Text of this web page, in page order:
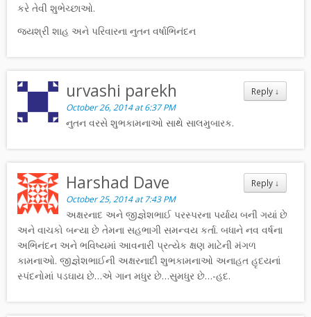
કરે તેવી શુભેચ્છાઓ.
જયશ્રી શાહ અને પરિવારના નુતન વર્ષાભિનંદન
Reply ↓
urvashi parekh
October 26, 2014 at 6:37 PM
નુતન વરસે શુભકામનાઓ સાથે સાલમુબારક.
Reply ↓
Harshad Dave
October 25, 2014 at 7:43 PM
અક્ષરનાદ અને જીજ્ઞેશભાઈ પરસ્પરના પર્યાય બની ગયાં છે
અને વાચકો બન્યા છે તેમના સહભાગી સમન્વય કર્તા. બધાને નવ વર્ષના
અભિનંદન અને ભવિષ્યમાં આવનારી પ્રત્યેક ક્ષણ માટેની મંગળ
કામનાઓ. જીજ્ઞેશભાઈની અક્ષરનાદી શુભકામનાઓ અનાહત હૃદયનાં
સ્પંદનોમાં પડઘાય છે…એ ગાન મધુર છે…સુમધુર છે…-હદ.